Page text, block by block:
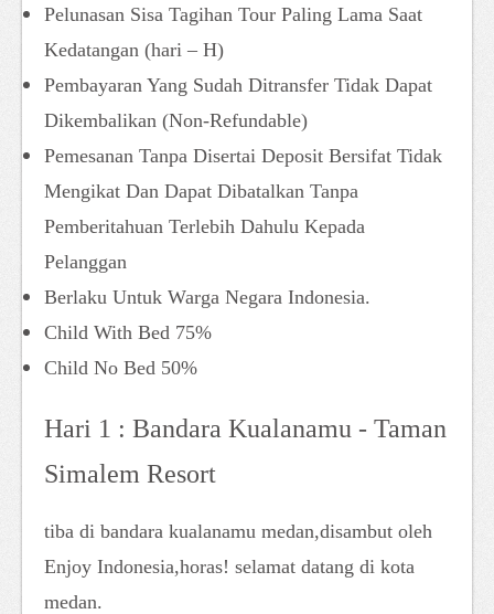
Pelunasan Sisa Tagihan Tour Paling Lama Saat
Kedatangan (hari – H)
Pembayaran Yang Sudah Ditransfer Tidak Dapat
Dikembalikan (Non-Refundable)
Pemesanan Tanpa Disertai Deposit Bersifat Tidak
Mengikat Dan Dapat Dibatalkan Tanpa
Pemberitahuan Terlebih Dahulu Kepada
Pelanggan
Berlaku Untuk Warga Negara Indonesia.
Child With Bed 75%
Child No Bed 50%
Hari 1 : Bandara Kualanamu - Taman
Simalem Resort
tiba di bandara kualanamu medan,disambut oleh
Enjoy Indonesia,horas! selamat datang di kota
medan.